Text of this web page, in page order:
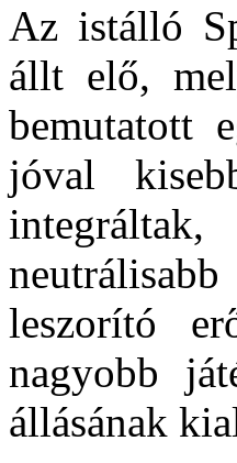
Az istálló
állt elő,
bemutatott
jóval
leszorító
nagyobb
állásának